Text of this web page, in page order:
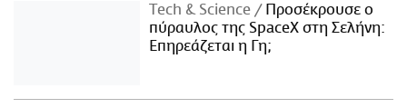
Τech & Science
Προσέκρουσε ο
πύραυλος της SpaceX στη Σελήνη:
Επηρεάζεται η Γη;